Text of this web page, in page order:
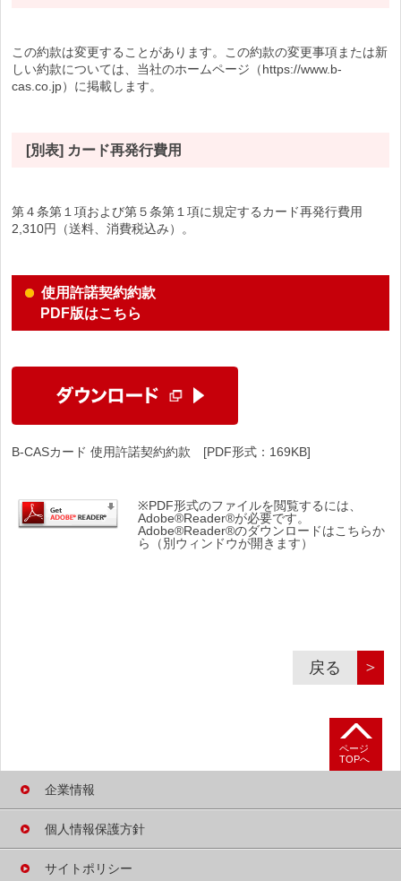
この約款は変更することがあります。この約款の変更事項または新
しい約款については、当社のホームページ（https://www.b-
cas.co.jp）に掲載します。
[別表] カード再発行費用
第４条第１項および第５条第１項に規定するカード再発行費用
2,310円（送料、消費税込み）。
使用許諾契約約款
PDF版はこちら
B-CASカード 使用許諾契約約款 [PDF形式：169KB]
※PDF形式のファイルを閲覧するには、
Adobe®Reader®が必要です。
Adobe®Reader®のダウンロードはこちらか
ら（別ウィンドウが開きます）
戻る ＞
ページ
TOPへ
企業情報
個人情報保護方針
サイトポリシー